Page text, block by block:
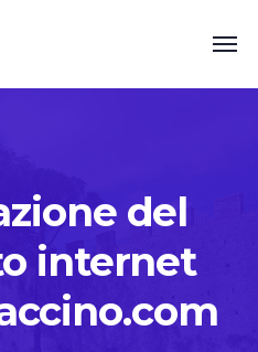
del
internet